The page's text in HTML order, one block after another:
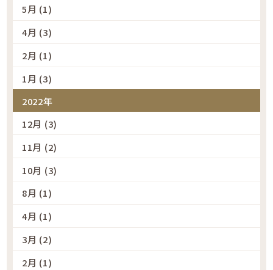
5月 (1)
4月 (3)
2月 (1)
1月 (3)
2022年
12月 (3)
11月 (2)
10月 (3)
8月 (1)
4月 (1)
3月 (2)
2月 (1)